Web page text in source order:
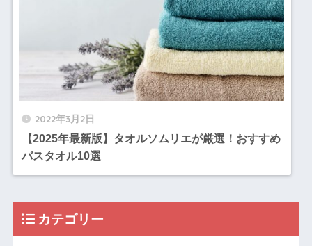
2022年3月2日
【2025年最新版】タオルソムリエが厳選！おすすめ
バスタオル10選
カテゴリー